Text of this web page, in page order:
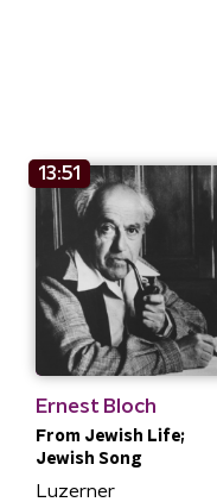
13:51
Ernest Bloch
From Jewish Life;
Jewish Song
Luzerner